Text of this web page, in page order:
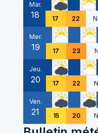
Mar.
18 17 22
Mer.
19 17 23
Jeu.
20 17 22
Ven.
21 15 20